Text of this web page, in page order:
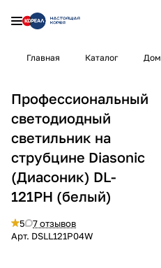
Главная Каталог Дом
Профессиональный
светодиодный
светильник на
струбцине Diasonic
(Диасоник) DL-
121PH (белый)
5
7 отзывов
Арт. DSLL121P04W